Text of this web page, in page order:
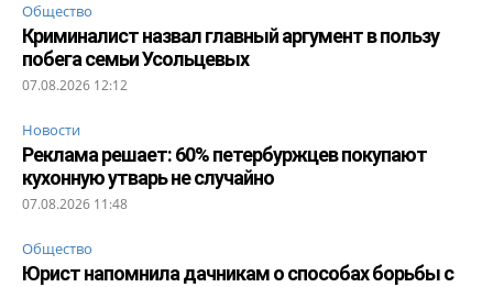
Общество
Криминалист назвал главный аргумент в пользу
побега семьи Усольцевых
07.08.2026 12:12
Новости
Реклама решает: 60% петербуржцев покупают
кухонную утварь не случайно
07.08.2026 11:48
Общество
Юрист напомнила дачникам о способах борьбы с